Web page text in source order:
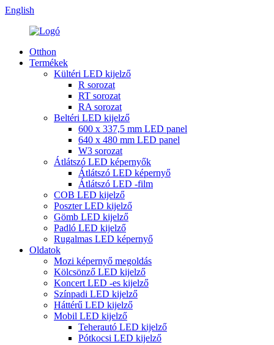
English
Otthon
Termékek
Kültéri LED kijelző
R sorozat
RT sorozat
RA sorozat
Beltéri LED kijelző
600 x 337,5 mm LED panel
640 x 480 mm LED panel
W3 sorozat
Átlátszó LED képernyők
Átlátszó LED képernyő
Átlátszó LED -film
COB LED kijelző
Poszter LED kijelző
Gömb LED kijelző
Padló LED kijelző
Rugalmas LED képernyő
Oldatok
Mozi képernyő megoldás
Kölcsönző LED kijelző
Koncert LED -es kijelző
Színpadi LED kijelző
Háttérű LED kijelző
Mobil LED kijelző
Teherautó LED kijelző
Pótkocsi LED kijelző